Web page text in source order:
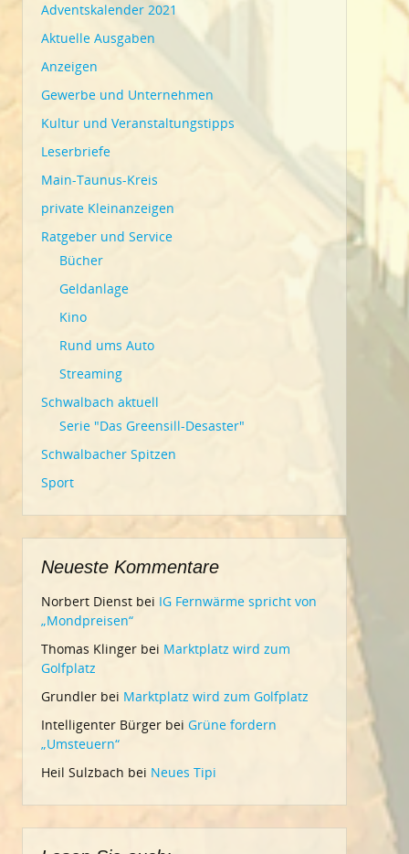
Adventskalender 2021
Aktuelle Ausgaben
Anzeigen
Gewerbe und Unternehmen
Kultur und Veranstaltungstipps
Leserbriefe
Main-Taunus-Kreis
private Kleinanzeigen
Ratgeber und Service
Bücher
Geldanlage
Kino
Rund ums Auto
Streaming
Schwalbach aktuell
Serie "Das Greensill-Desaster"
Schwalbacher Spitzen
Sport
Neueste Kommentare
Norbert Dienst bei IG Fernwärme spricht von
„Mondpreisen“
Thomas Klinger bei Marktplatz wird zum
Golfplatz
Grundler bei Marktplatz wird zum Golfplatz
Intelligenter Bürger bei Grüne fordern
„Umsteuern“
Heil Sulzbach bei Neues Tipi